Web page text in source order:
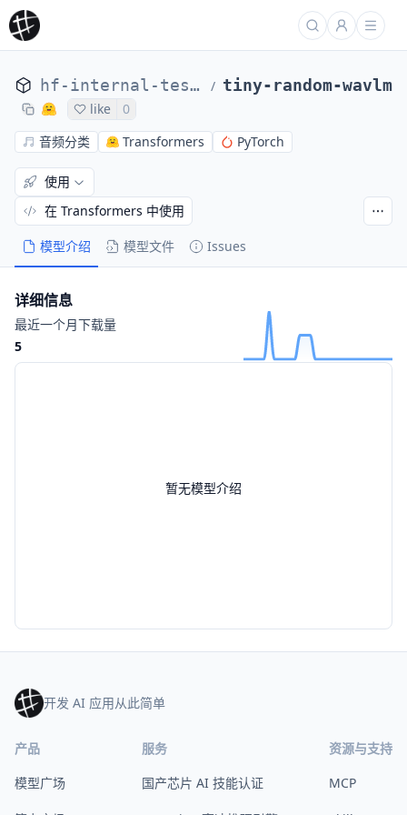
hf-internal-testing / tiny-random-wavlm
like
0
音频分类
Transformers PyTorch
模型介绍 模型文件 Issues
使用
在 Transformers 中使用
暂无模型介绍
详细信息
最近一个月下载量
5
开发 AI 应用从此简单
产品
模型广场
服务
国产芯片 AI 技能认证
资源与支持
MCP